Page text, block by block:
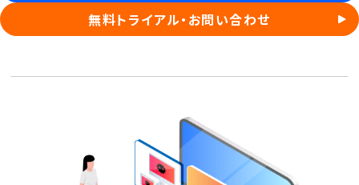
無料トライアル・お問い合わせ